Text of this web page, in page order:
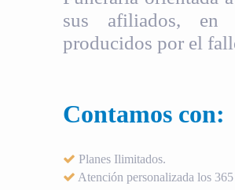
sus afiliados, en
producidos por el
Contamos con:
Planes Ilimitados.
Atención personalizada los